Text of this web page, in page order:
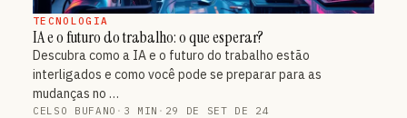
TECNOLOGIA
IA e o futuro do trabalho: o que esperar?
Descubra como a IA e o futuro do trabalho estão
interligados e como você pode se preparar para as
mudanças no …
CELSO BUFANO · 3 MIN · 29 DE SET DE 24